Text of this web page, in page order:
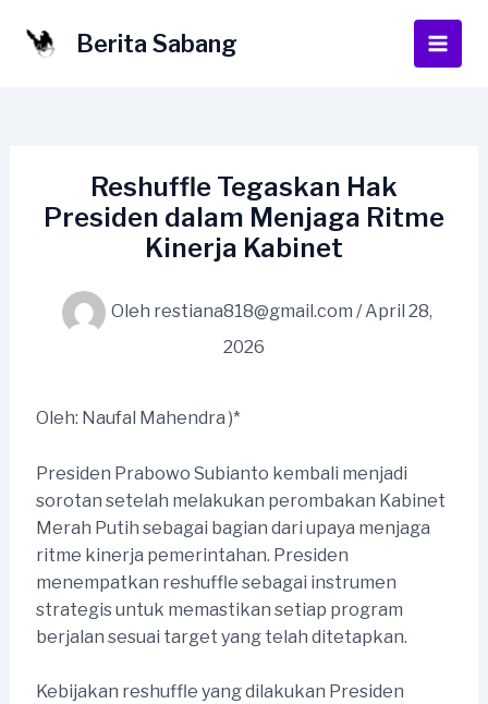
Berita Sabang
Main
Reshuffle Tegaskan Hak
Presiden dalam Menjaga Ritme
Kinerja Kabinet
Oleh restiana818@gmail.com /April 28,
2026
Oleh: Naufal Mahendra )*
Presiden Prabowo Subianto kembali menjadi
sorotan setelah melakukan perombakan Kabinet
Merah Putih sebagai bagian dari upaya menjaga
ritme kinerja pemerintahan. Presiden
menempatkan reshuffle sebagai instrumen
strategis untuk memastikan setiap program
berjalan sesuai target yang telah ditetapkan.
Kebijakan reshuffle yang dilakukan Presiden